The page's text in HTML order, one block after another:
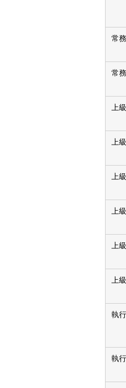
常
常
上
上
上
上
上
上
執
執